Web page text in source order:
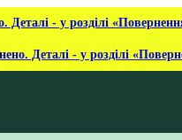
Деталі - у розділі
Деталі - у розділі